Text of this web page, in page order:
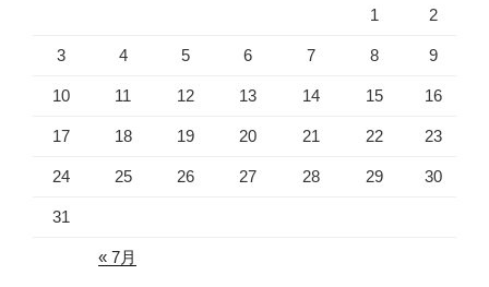
1 2
3 4 5 6 7 8 9
10 11 12 13 14 15 16
17 18 19 20 21 22 23
24 25 26 27 28 29 30
31
« 7月